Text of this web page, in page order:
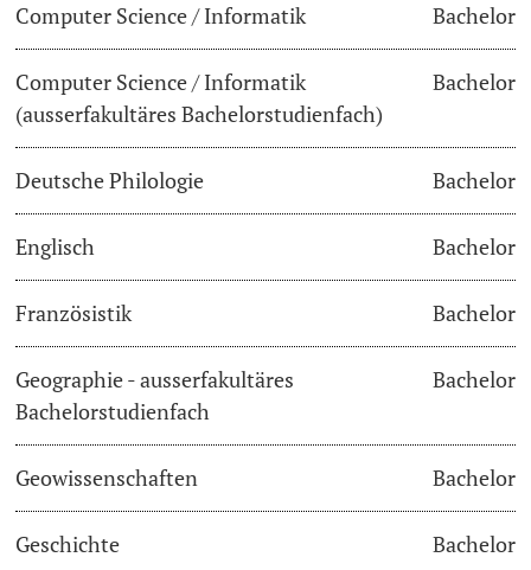
Dokumente und Verifikation
«Start Smart»-Week
Mobilität
Campus Stories
Hörerinnen/Hörer
Student Life
Beratung & Support
Studienberatung
Computer Science / Informatik Bachelor
Computer Science / Informatik
(ausserfakultäres Bachelorstudienfach)
Bachelor
Deutsche Philologie Bachelor
Englisch Bachelor
Französistik Bachelor
Geographie - ausserfakultäres
Bachelorstudienfach
Bachelor
Geowissenschaften Bachelor
Geschichte Bachelor